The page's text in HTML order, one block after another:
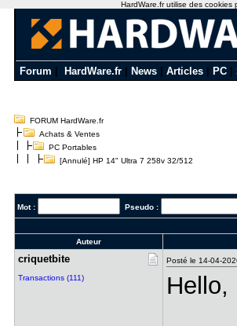
Forum HardWare.fr News Articles PC
FORUM HardWare.fr
Achats & Ventes
PC Portables
[Annulé] HP 14" Ultra 7 258v 32/512
Mot : Pseudo :
Auteur
criquetbit​e
Transactions (111)
Posté le 14-04-
Hello,
HardWare.fr utilise des